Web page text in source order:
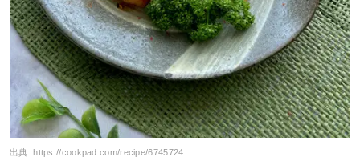
出典:https://cookpad.com/recipe/6745724